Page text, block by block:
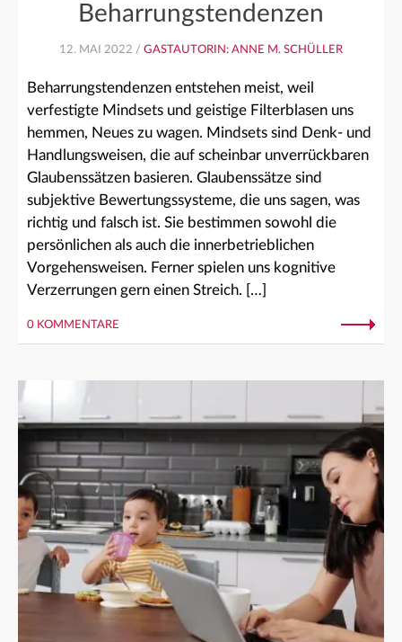
Beharrungstendenzen
12. MAI 2022 / GASTAUTORIN: ANNE M. SCHÜLLER
Beharrungstendenzen entstehen meist, weil
verfestigte Mindsets und geistige Filterblasen uns
hemmen, Neues zu wagen. Mindsets sind Denk- und
Handlungsweisen, die auf scheinbar unverrückbaren
Glaubenssätzen basieren. Glaubenssätze sind
subjektive Bewertungssysteme, die uns sagen, was
richtig und falsch ist. Sie bestimmen sowohl die
persönlichen als auch die innerbetrieblichen
Vorgehensweisen. Ferner spielen uns kognitive
Verzerrungen gern einen Streich. […]
0 KOMMENTARE